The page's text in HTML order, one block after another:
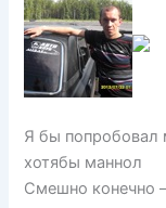
Я бы попробовал
хотябы маннол
Смешно конечно